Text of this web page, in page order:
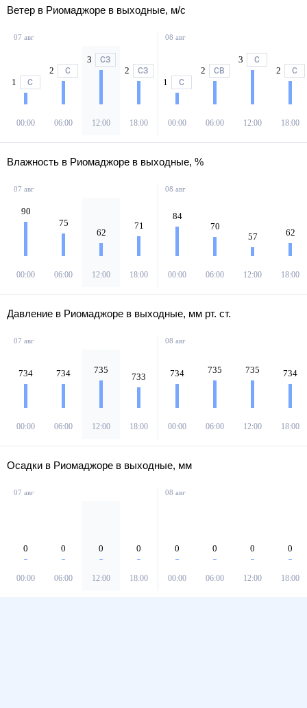
Ветер в Риомаджоре в выходные, м/с
07 авг
1 С
00:00
2 С
06:00
3 СЗ
12:00
2 СЗ
18:00
08 авг
1 С
00:00
2 СВ
06:00
3 С
12:00
2 С
18:00
Влажность в Риомаджоре в выходные, %
07 авг
90
00:00
75
06:00
62
12:00
71
18:00
08 авг
84
00:00
70
06:00
57
12:00
62
18:00
Давление в Риомаджоре в выходные, мм рт. ст.
07 авг
734
00:00
734
06:00
735
12:00
733
18:00
08 авг
734
00:00
735
06:00
735
12:00
734
18:00
Осадки в Риомаджоре в выходные, мм
07 авг
0
00:00
0
06:00
0
12:00
0
18:00
08 авг
0
00:00
0
06:00
0
12:00
0
18:00